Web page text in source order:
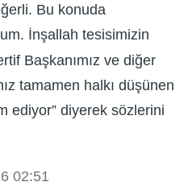
Bu konuda
İnşallah tesisimizin
Başkanımız ve diğer
tamamen halkı düşünen
ediyor” diyerek sözlerini
02:51